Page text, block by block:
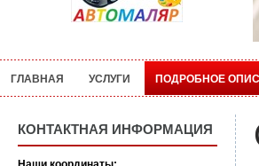
ГЛАВНАЯ УСЛУГИ ПОДРОБНОЕ
КОНТАКТНАЯ ИНФОРМАЦИЯ